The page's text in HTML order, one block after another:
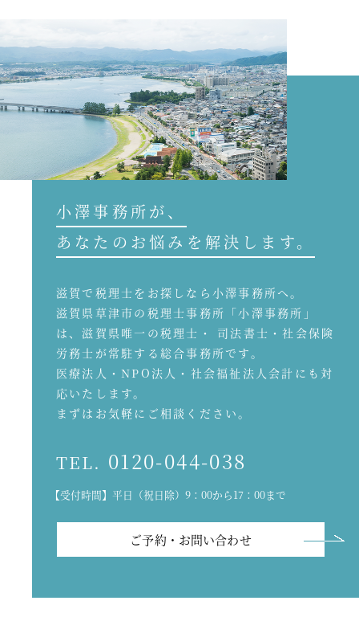
小澤事務所が、
あなたのお悩みを解決します。
滋賀で税理士をお探しなら小澤事務所へ。
滋賀県草津市の税理士事務所「小澤事務所」
は、滋賀県唯一の税理士・ 司法書士・社会保険
労務士が常駐する総合事務所です。
医療法人・NPO法人・社会福祉法人会計にも対
応いたします。
まずはお気軽にご相談ください。
TEL. 0120-044-038
【受付時間】平日（祝日除）9：00から17：00まで
ご予約・お問い合わせ